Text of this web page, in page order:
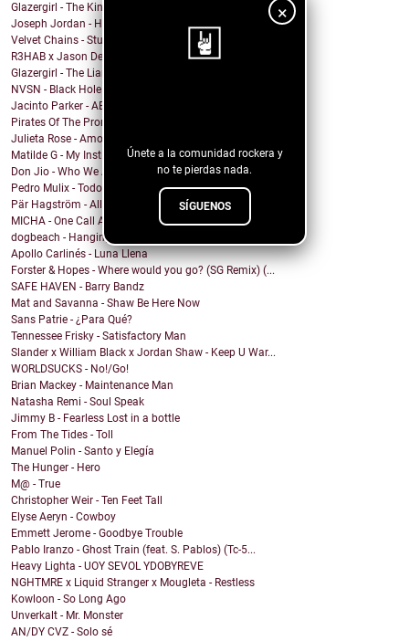
×
Únete a la comunidad rockera y
no te pierdas nada.
SÍGUENOS
Glazergirl - The Kingdom
Joseph Jordan - How Do I Know
Velvet Chains - Stuck Against the Wall
R3HAB x Jason Derulo - Animal
Glazergirl - The Liar's Way
NVSN - Black Hole
Jacinto Parker - AEIOU
Pirates Of The Promised Land - Searching Through
Julieta Rose - Amor Propio
Matilde G - My Instincts Are Tragic
Don Jio - Who We Are
Pedro Mulix - Todo Ok
Pär Hagström - All God’s Children
MICHA - One Call Away
dogbeach - Hanging From The Ceiling
Apollo Carlinés - Luna Llena
Forster & Hopes - Where would you go? (SG Remix) (...
SAFE HAVEN - Barry Bandz
Mat and Savanna - Shaw Be Here Now
Sans Patrie - ¿Para Qué?
Tennessee Frisky - Satisfactory Man
Slander x William Black x Jordan Shaw - Keep U War...
WORLDSUCKS - No!/Go!
Brian Mackey - Maintenance Man
Natasha Remi - Soul Speak
Jimmy B - Fearless Lost in a bottle
From The Tides - Toll
Manuel Polin - Santo y Elegía
The Hunger - Hero
M@ - True
Christopher Weir - Ten Feet Tall
Elyse Aeryn - Cowboy
Emmett Jerome - Goodbye Trouble
Pablo Iranzo - Ghost Train (feat. S. Pablos) (Tc-5...
Heavy Lighta - UOY SEVOL YDOBYREVE
NGHTMRE x Liquid Stranger x Mougleta - Restless
Kowloon - So Long Ago
Unverkalt - Mr. Monster
AN/DY CVZ - Solo sé